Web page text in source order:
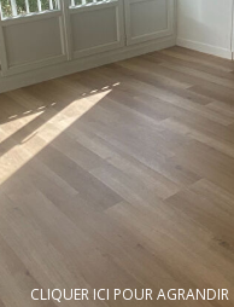
CLIQUER ICI POUR AGRANDIR